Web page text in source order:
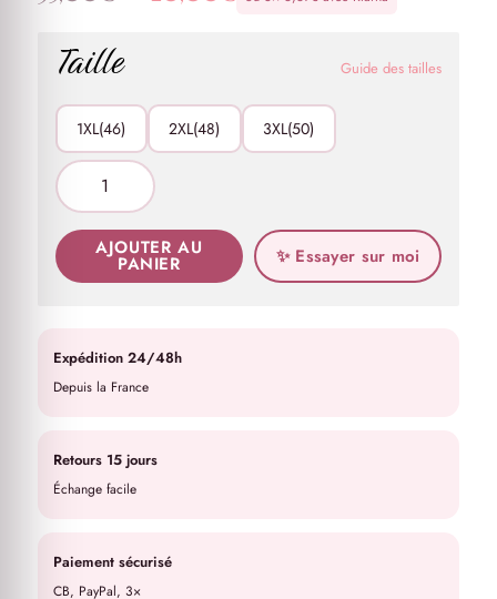
Taille Guide des tailles
1XL(46) 2XL(48) 3XL(50)
AJOUTER AU
PANIER ✨ Essayer sur moi
Expédition 24/48h
Depuis la France
Retours 15 jours
Échange facile
Paiement sécurisé
CB, PayPal, 3×